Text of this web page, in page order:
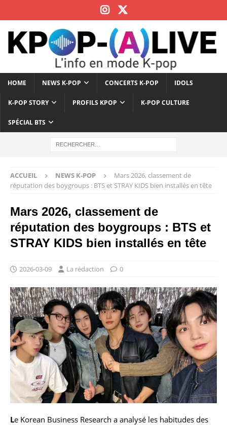
HOME NEWS K-POP CONCERTS K-POP IDOLS
K-POP STORY PROFILS KPOP K-POP CULTURE
SPÉCIAL BTS
ACCUEIL NEWS K-POP
Mars 2026, classement de
réputation des boygroups : BTS et STRAY KIDS bien installés en tête
Mars 2026, classement de
réputation des boygroups : BTS et
STRAY KIDS bien installés en tête
2026-03-09 La rédaction 0
Le Korean Business Research a analysé les habitudes des